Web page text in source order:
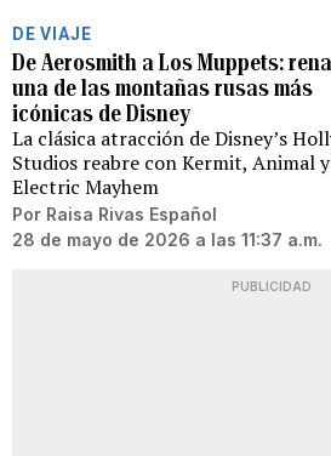
DE VIAJE
De Aerosmith a Los Muppets:
una de las montañas rusas más
icónicas de Disney
La clásica atracción de Disney’s
Studios reabre con Kermit, Animal
Electric Mayhem
Por Raisa Rivas Español
28 de mayo de 2026 a las 11:37 a.m.
PUBLICIDAD